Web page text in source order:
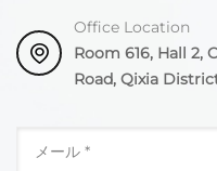
Office Location
Room 616, Hall 2,
Road, Qixia